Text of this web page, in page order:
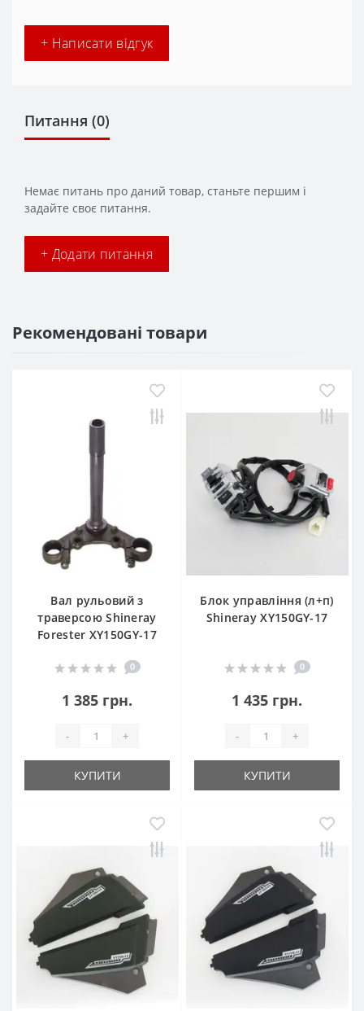
+ Написати відгук
Питання (0)
Немає питань про даний товар, станьте першим і
задайте своє питання.
+ Додати питання
Рекомендовані товари
Вал рульовий з
траверсою Shineray
Forester XY150GY-17
0
1 385 грн.
- +
КУПИТИ
Блок управління (л+п)
Shineray XY150GY-17
0
1 435 грн.
- +
КУПИТИ